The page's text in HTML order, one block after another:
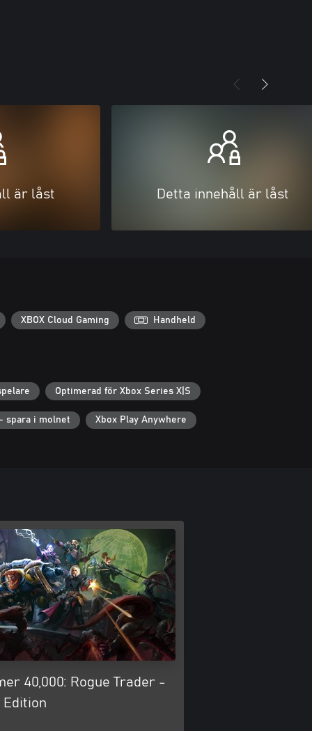
är låst Detta innehåll är låst
XBOX Cloud Gaming Handheld
Optimerad för Xbox Series X|S
spara i molnet Xbox Play Anywhere
40,000: Rogue Trader -